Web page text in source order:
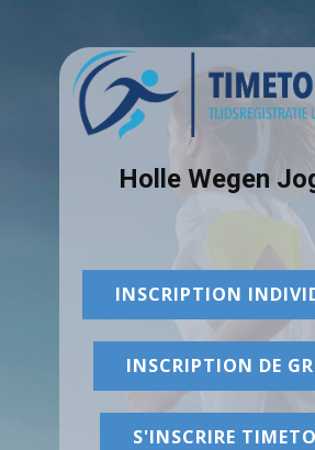
Holle Wegen
INSCRIPTION
INSCRIPTION DE
S'INSCRIRE